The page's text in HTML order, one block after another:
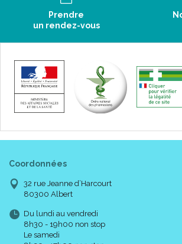
Prendre
un rendez-vous
Coordonnées
32 rue Jeanne d’Harcourt
80300 Albert
Du lundi au vendredi
8h30 - 19h00 non stop
Le samedi